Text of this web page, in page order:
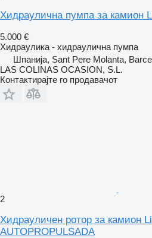
Хидраулична пумпа за камион
5.000 €
Хидраулика - хидраулична пумпа
Шпанија, Sant Pere Molanta,
LAS COLINAS OCASION, S.L.
Контактирајте го продавачот
2
Хидрауличен ротор за камион
AUTOPROPULSADA